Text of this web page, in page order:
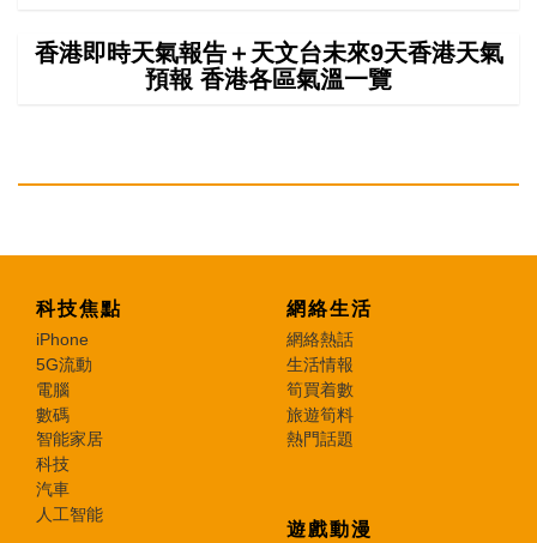
香港即時天氣報告＋天文台未來9天香港天氣
預報 香港各區氣溫一覽
科技焦點
iPhone
5G流動
電腦
數碼
智能家居
科技
汽車
人工智能
網絡生活
網絡熱話
生活情報
筍買着數
旅遊筍料
熱門話題
遊戲動漫